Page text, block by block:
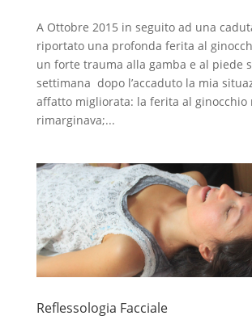
A Ottobre 2015 in seguito ad una
riportato una profonda ferita al
un forte trauma alla gamba e al piede
settimana dopo l’accaduto la mia
affatto migliorata: la ferita al ginocchio
rimarginava;...
Reflessologia Facciale